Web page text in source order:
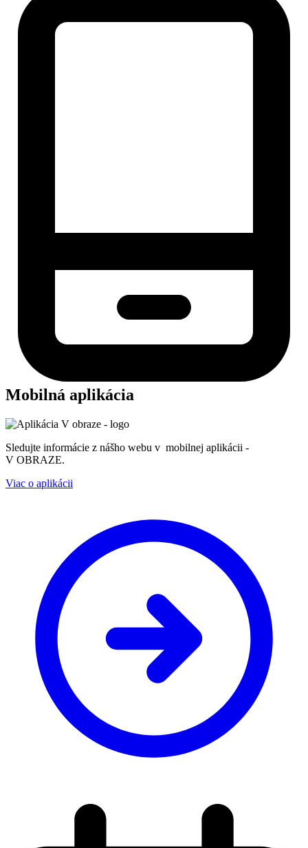
Mobilná aplikácia
Sledujte informácie z nášho webu v mobilnej aplikácii -
V OBRAZE.
Viac o aplikácii